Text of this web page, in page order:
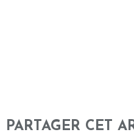
PARTAGER CET